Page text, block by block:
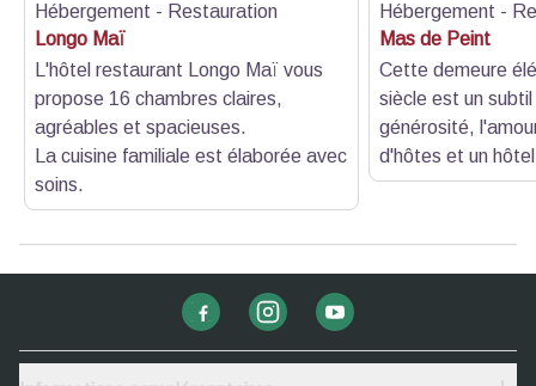
Hébergement - Restauration
Longo Maï
L'hôtel restaurant Longo Maï vous
propose 16 chambres claires,
agréables et spacieuses.
La cuisine familiale est élaborée avec
soins.
Hébergement -
Mas de Peint
Cette demeure
siècle est un
générosité,
d'hôtes et un